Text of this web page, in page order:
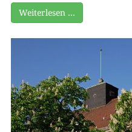
Weiterlesen …